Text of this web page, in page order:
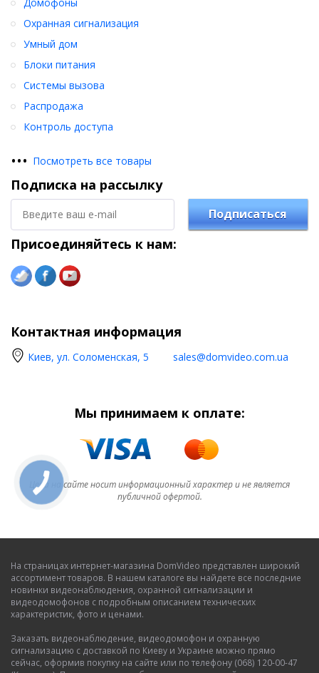
Охранная сигнализация
Умный дом
Блоки питания
Системы вызова
Распродажа
Контроль доступа
••• Посмотреть все товары
Подписка на рассылку
Подписаться
Присоединяйтесь к нам:
Контактная информация
Киев, ул. Соломенская, 5 sales@domvideo.com.ua
Мы принимаем к оплате:
Цена на сайте носит информационный характер и не является
публичной офертой.
На страницах интернет-магазина DomVideo представлен широкий
ассортимент товаров. В нашем каталоге вы найдете все последние
новинки видеонаблюдения, охранной сигнализации и
видеодомофонов с подробным описанием технических
характеристик, фото и ценами.
Заказать видеонаблюдение, видеодомофон и охранную
сигнализацию с доставкой по Киеву и Украине можно прямо
сейчас, оформив покупку на сайте или по телефону (068) 120-00-47